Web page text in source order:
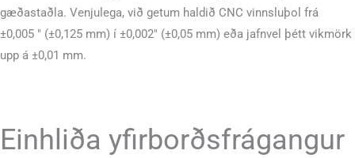
gæðastaðla. Venjulega, við getum haldið CNC vinnsluþol frá
±0,005 ″ (±0,125 mm) í ±0,002″ (±0,05 mm) eða jafnvel þétt vikmörk
upp á ±0,01 mm.
Einhliða yfirborðsfrágangur